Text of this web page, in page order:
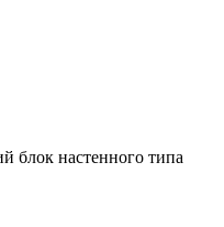
блок настенного типа